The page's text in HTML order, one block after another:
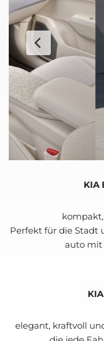
KIA
Per­fekt für die Stadt
au­to mit
ele­gant, kraft­voll